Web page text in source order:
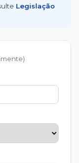
Legislação